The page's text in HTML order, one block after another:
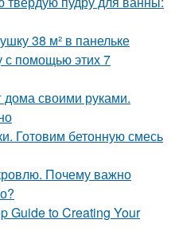
38 м² в панельке
с помощью этих 7
дома своими руками.
Готовим бетонную смесь
Почему важно
Guide to Creating Your